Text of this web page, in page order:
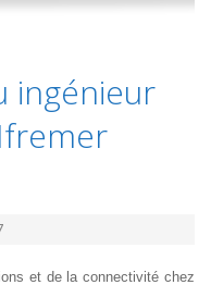
ingénieur
et de la connectivité chez